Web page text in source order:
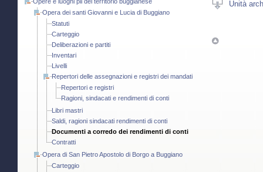
Opera dei santi Giovanni e Lucia di Buggiano
Statuti
Carteggio
Deliberazioni e partiti
Inventari
Livelli
Repertori delle assegnazioni e registri dei mandati
Repertori e registri
Ragioni, sindacati e rendimenti di conti
Libri mastri
Saldi, ragioni sindacati rendimenti di conti
Documenti a corredo dei rendimenti di conti
Contratti
Opera di San Pietro Apostolo di Borgo a Buggiano
Carteggio
Unità